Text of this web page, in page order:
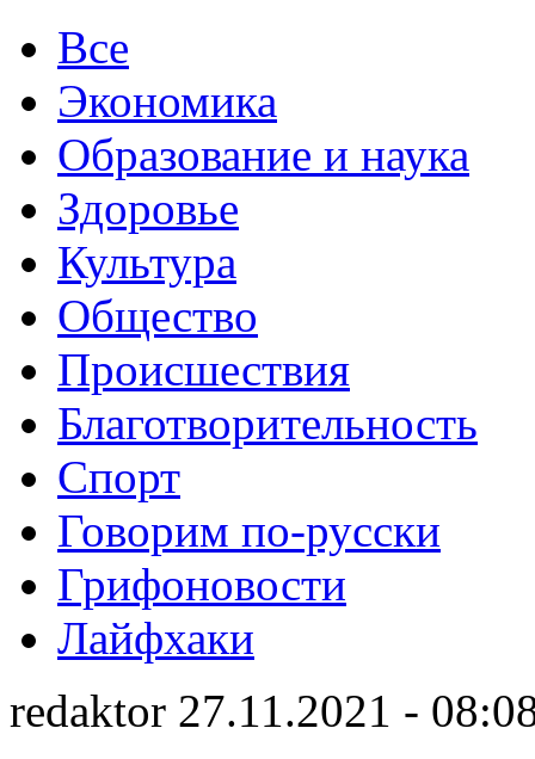
Все
Экономика
Образование и наука
Здоровье
Культура
Общество
Происшествия
Благотворительность
Спорт
Говорим по-русски
Грифоновости
Лайфхаки
redaktor 27.11.2021 -